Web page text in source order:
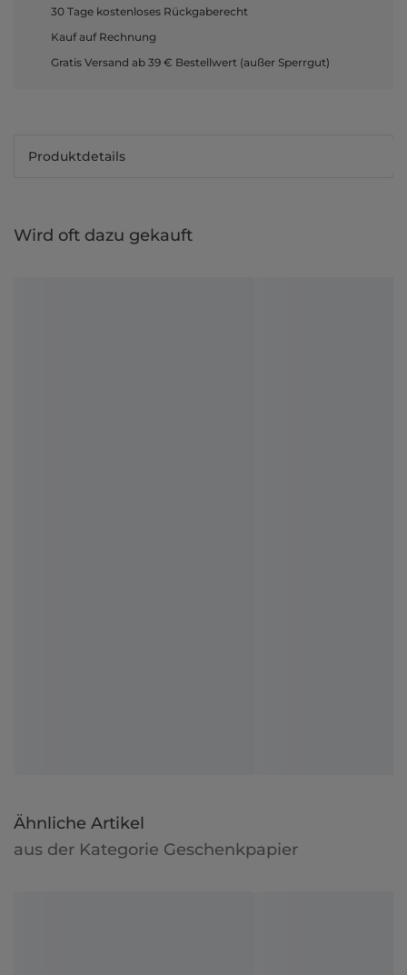
30 Tage kostenloses Rückgaberecht
Kauf auf Rechnung
Gratis Versand ab 39 € Bestellwert (außer Sperrgut)
Produktdetails
Wird oft dazu gekauft
Ähnliche Artikel
aus der Kategorie Geschenkpapier